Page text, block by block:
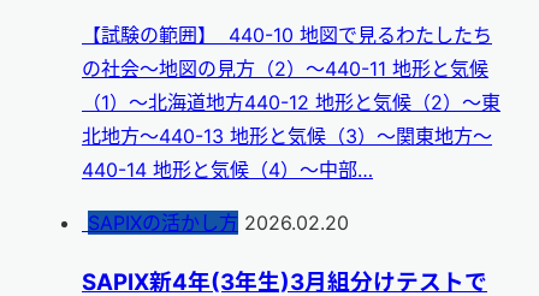
【試験の範囲】 440-10 地図で見るわたしたち
の社会～地図の見方（2）～440-11 地形と気候
（1）～北海道地方440-12 地形と気候（2）～東
北地方～440-13 地形と気候（3）～関東地方～
440-14 地形と気候（4）～中部…
SAPIXの活かし方 2026.02.20
SAPIX新4年(3年生)3月組分けテストで